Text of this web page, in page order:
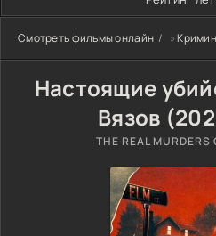
Смотреть фильмы онлайн »
Настоящие
Вязов
THE REAL MURDERS